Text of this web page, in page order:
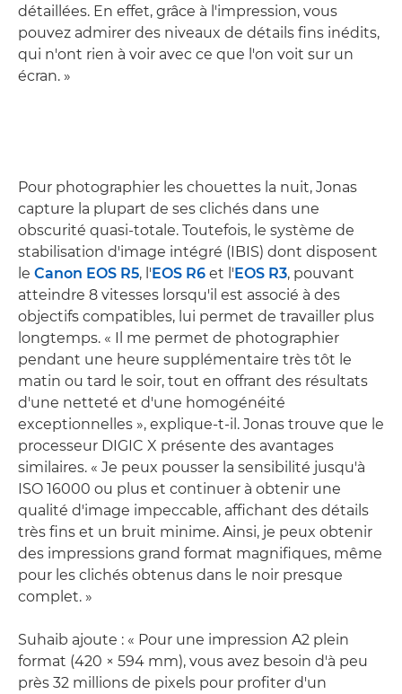
détaillées. En effet, grâce à l'impression, vous
pouvez admirer des niveaux de détails fins inédits,
qui n'ont rien à voir avec ce que l'on voit sur un
écran. »
Pour photographier les chouettes la nuit, Jonas
capture la plupart de ses clichés dans une
obscurité quasi-totale. Toutefois, le système de
stabilisation d'image intégré (IBIS) dont disposent
le Canon EOS R5, l'EOS R6 et l'EOS R3, pouvant
atteindre 8 vitesses lorsqu'il est associé à des
objectifs compatibles, lui permet de travailler plus
longtemps. « Il me permet de photographier
pendant une heure supplémentaire très tôt le
matin ou tard le soir, tout en offrant des résultats
d'une netteté et d'une homogénéité
exceptionnelles », explique-t-il. Jonas trouve que le
processeur DIGIC X présente des avantages
similaires. « Je peux pousser la sensibilité jusqu'à
ISO 16000 ou plus et continuer à obtenir une
qualité d'image impeccable, affichant des détails
très fins et un bruit minime. Ainsi, je peux obtenir
des impressions grand format magnifiques, même
pour les clichés obtenus dans le noir presque
complet. »
Suhaib ajoute : « Pour une impression A2 plein
format (420 × 594 mm), vous avez besoin d'à peu
près 32 millions de pixels pour profiter d'un